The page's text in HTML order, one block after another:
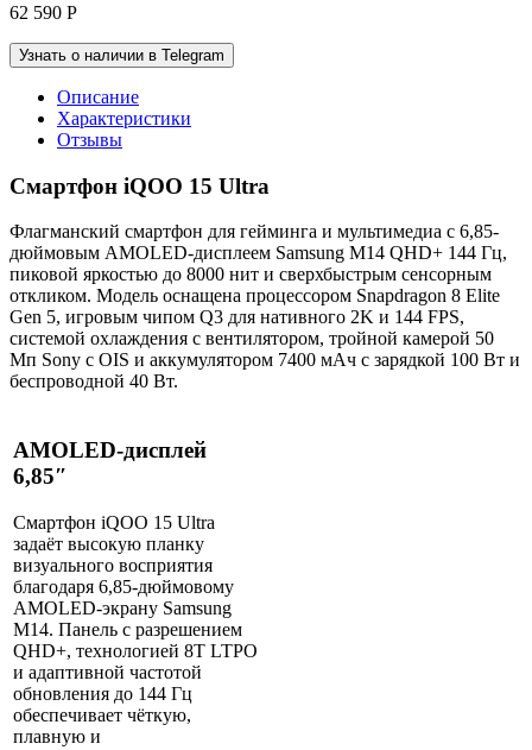
62 590 Р
Узнать о наличии в Telegram
Описание
Характеристики
Отзывы
Смартфон iQOO 15 Ultra
Флагманский смартфон для гейминга и мультимедиа с 6,85-
дюймовым AMOLED-дисплеем Samsung M14 QHD+ 144 Гц,
пиковой яркостью до 8000 нит и сверхбыстрым сенсорным
откликом. Модель оснащена процессором Snapdragon 8 Elite
Gen 5, игровым чипом Q3 для нативного 2K и 144 FPS,
системой охлаждения с вентилятором, тройной камерой 50
Мп Sony с OIS и аккумулятором 7400 мАч с зарядкой 100 Вт и
беспроводной 40 Вт.
AMOLED-дисплей
6,85″
Смартфон iQOO 15 Ultra
задаёт высокую планку
визуального восприятия
благодаря 6,85-дюймовому
AMOLED-экрану Samsung
M14. Панель с разрешением
QHD+, технологией 8T LTPO
и адаптивной частотой
обновления до 144 Гц
обеспечивает чёткую,
плавную и